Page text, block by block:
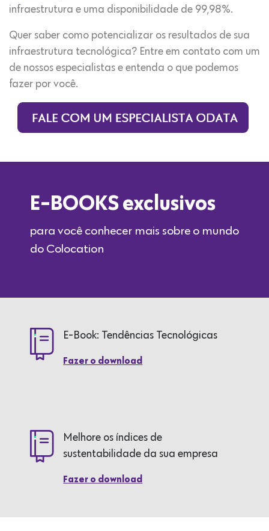
infraestrutura e uma disponibilidade de 99,98%.
Quer saber como potencializar os resultados de sua
infraestrutura tecnológica? Entre em contato com um
de nossos especialistas e entenda o que podemos
fazer por você.
E-BOOKS exclusivos
para você conhecer mais sobre o mundo
do Colocation
E-Book: Tendências Tecnológicas
Fazer o download
Melhore os índices de
sustentabilidade da sua empresa
Fazer o download